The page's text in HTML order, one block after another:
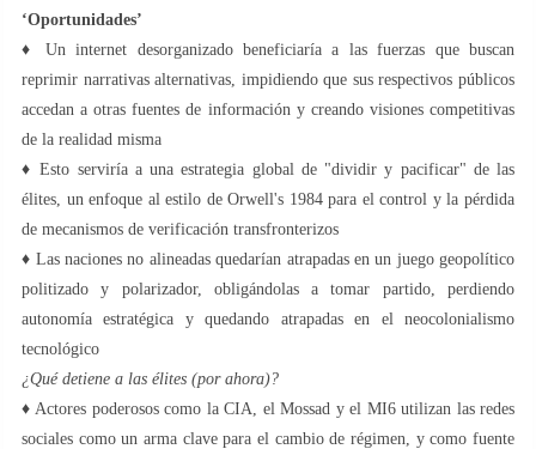
‘Oportunidades’
♦️ Un internet desorganizado beneficiaría a las fuerzas que buscan
reprimir narrativas alternativas, impidiendo que sus respectivos públicos
accedan a otras fuentes de información y creando visiones competitivas
de la realidad misma
♦️ Esto serviría a una estrategia global de "dividir y pacificar" de las
élites, un enfoque al estilo de Orwell's 1984 para el control y la pérdida
de mecanismos de verificación transfronterizos
♦️ Las naciones no alineadas quedarían atrapadas en un juego geopolítico
politizado y polarizador, obligándolas a tomar partido, perdiendo
autonomía estratégica y quedando atrapadas en el neocolonialismo
tecnológico
¿Qué detiene a las élites (por ahora)?
♦️ Actores poderosos como la CIA, el Mossad y el MI6 utilizan las redes
sociales como un arma clave para el cambio de régimen, y como fuente